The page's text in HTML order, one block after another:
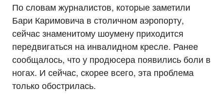
По словам журналистов, которые заметили
Бари Каримовича в столичном аэропорту,
сейчас знаменитому шоумену приходится
передвигаться на инвалидном кресле. Ранее
сообщалось, что у продюсера появились боли в
ногах. И сейчас, скорее всего, эта проблема
только обострилась.